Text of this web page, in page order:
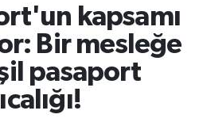
kapsamı
Bir mesleğe
pasaport